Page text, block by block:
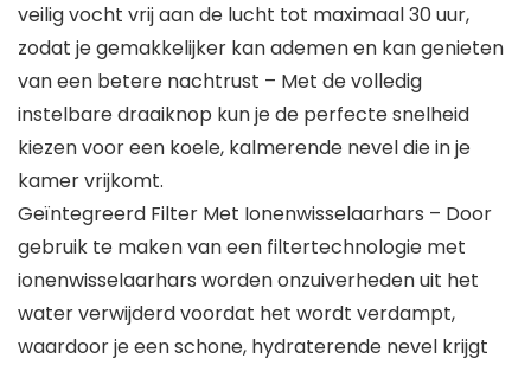
veilig vocht vrij aan de lucht tot maximaal 30 uur,
zodat je gemakkelijker kan ademen en kan genieten
van een betere nachtrust – Met de volledig
instelbare draaiknop kun je de perfecte snelheid
kiezen voor een koele, kalmerende nevel die in je
kamer vrijkomt.
Geïntegreerd Filter Met Ionenwisselaarhars – Door
gebruik te maken van een filtertechnologie met
ionenwisselaarhars worden onzuiverheden uit het
water verwijderd voordat het wordt verdampt,
waardoor je een schone, hydraterende nevel krijgt